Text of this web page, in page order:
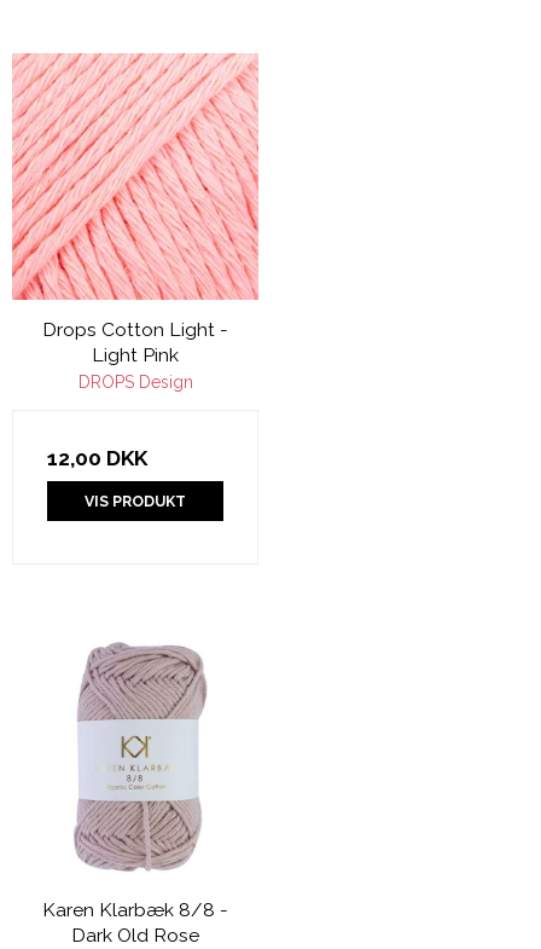
Drops Cotton Light -
Light Pink
DROPS Design
12,00 DKK
VIS PRODUKT
Karen Klarbæk 8/8 -
Dark Old Rose